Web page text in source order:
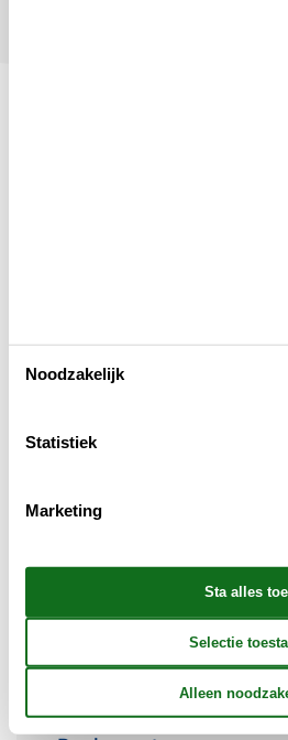
Energie / Verwarming
Buiten
Noodzakelijk
Statistiek
Marketing